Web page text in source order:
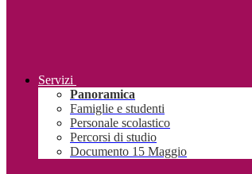
Servizi
Panoramica
Famiglie e studenti
Personale scolastico
Percorsi di studio
Documento 15 Maggio